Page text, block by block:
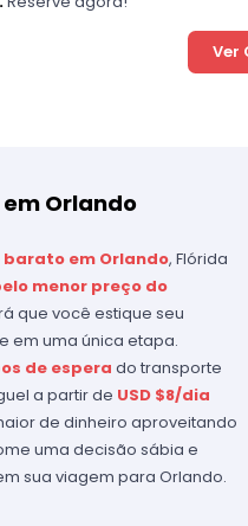
Ver
Orlando
em Orlando, Flórida
menor preço do
que você estique seu
em uma única etapa.
de espera do transporte
a partir de USD $8/dia
de dinheiro aproveitando
uma decisão sábia e
sua viagem para Orlando.